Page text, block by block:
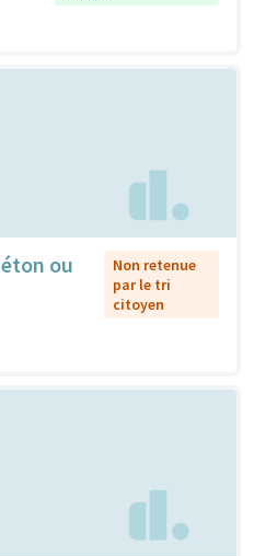
ou
Non retenue
par le tri
citoyen